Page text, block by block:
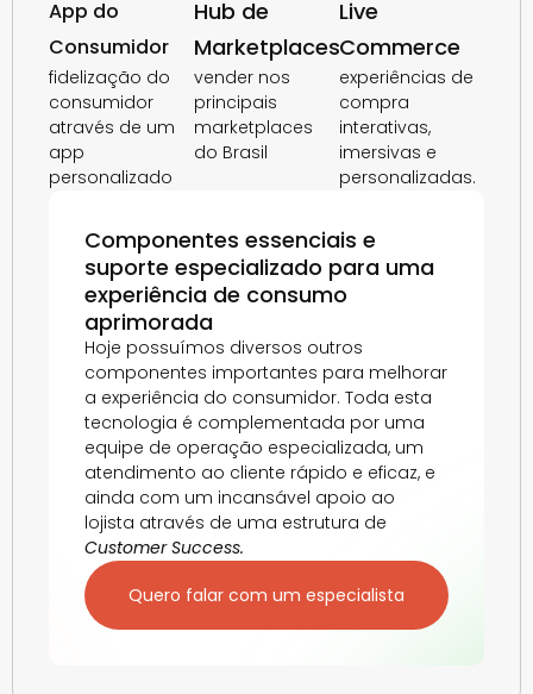
App do
Consumidor
fidelização do
consumidor
através de um
app
personalizado
Hub de
Marketplaces
vender nos
principais
marketplaces
do Brasil
Live
Commerce
experiências de
compra
interativas,
imersivas e
personalizadas.
Componentes essenciais e
suporte especializado para uma
experiência de consumo
aprimorada
Hoje possuímos diversos outros
componentes importantes para melhorar
a experiência do consumidor. Toda esta
tecnologia é complementada por uma
equipe de operação especializada, um
atendimento ao cliente rápido e eficaz, e
ainda com um incansável apoio ao
lojista através de uma estrutura de
Customer Success.
Quero falar com um especialista